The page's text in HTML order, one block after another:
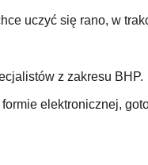
uczyć się rano, w
z zakresu BHP.
elektronicznej,